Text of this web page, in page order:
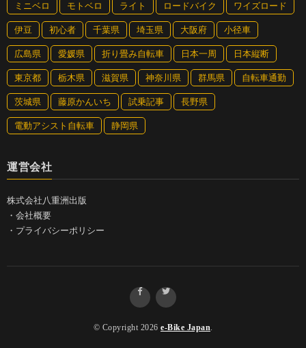
ミニベロ モトベロ ライト ロードバイク ワイズロード
伊豆 初心者 千葉県 埼玉県 大阪府 小径車
広島県 愛媛県 折り畳み自転車 日本一周 日本縦断
東京都 栃木県 滋賀県 神奈川県 群馬県 自転車通勤
茨城県 藤原かんいち 試乗記事 長野県
電動アシスト自転車 静岡県
運営会社
株式会社八重洲出版
・ 会社概要
・ プライバシーポリシー
© Copyright 2026 e-Bike Japan.